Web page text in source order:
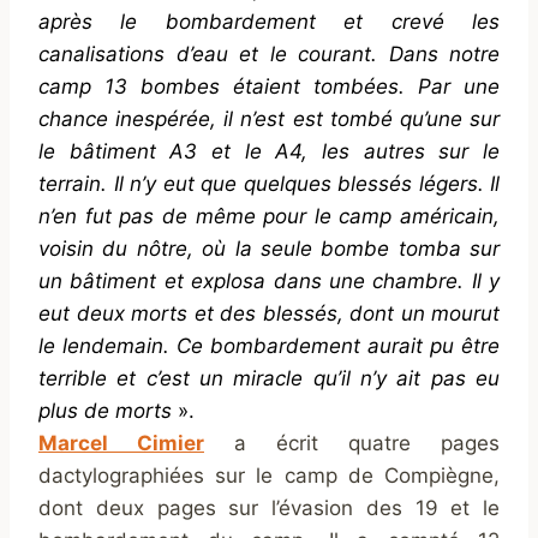
après le bombardement et crevé les
canalisations d’eau et le courant. Dans notre
camp 13 bombes étaient tombées. Par une
chance inespérée, il n’est est tombé qu’une sur
le bâtiment A3 et le A4, les autres sur le
terrain. Il n’y eut que quelques blessés légers. Il
n’en fut pas de même pour le camp américain,
voisin du nôtre, où la seule bombe tomba sur
un bâtiment et explosa dans une chambre. Il y
eut deux morts et des blessés, dont un mourut
le lendemain. Ce bombardement aurait pu être
terrible et c’est un miracle qu’il n’y ait pas eu
plus de morts ».
Marcel Cimier a écrit quatre pages
dactylographiées sur le camp de Compiègne,
dont deux pages sur l’évasion des 19 et le